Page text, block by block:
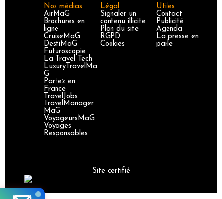
Nos médias
AirMaG
Brochures en
ligne
CruiseMaG
DestiMaG
Futuroscopie
La Travel Tech
LuxuryTravelMa
G
Partez en
France
TravelJobs
TravelManager
MaG
VoyageursMaG
Voyages
Responsables
Légal
Signaler un
contenu illicite
Plan du site
RGPD
Cookies
Utiles
Contact
Publicité
Agenda
La presse en
parle
Site certifié